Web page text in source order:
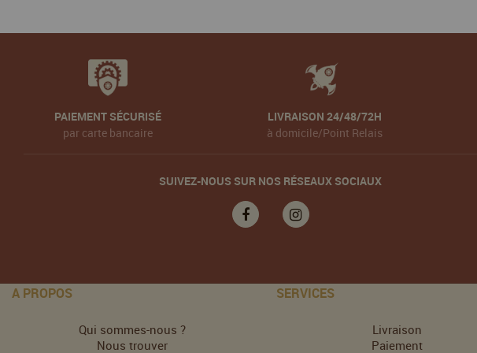
PAIEMENT SÉCURISÉ
par carte bancaire
LIVRAISON 24/48/72H
à domicile/Point Relais
SUIVEZ-NOUS SUR NOS RÉSEAUX SOCIAUX
A PROPOS
Qui sommes-nous ?
Nous trouver
SERVICES
Livraison
Paiement